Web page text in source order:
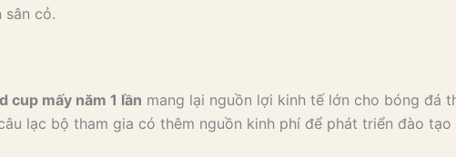
sân cỏ.
cup mấy năm 1 lần mang lại nguồn lợi kinh tế lớn cho bóng đá
lạc bộ tham gia có thêm nguồn kinh phí để phát triển đào